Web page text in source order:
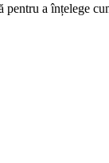
a înțelege